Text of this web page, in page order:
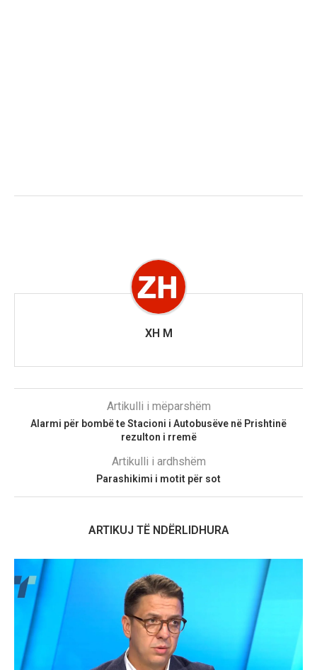
XH M
Artikulli i mëparshëm
Alarmi për bombë te Stacioni i Autobusëve në Prishtinë
rezulton i rremë
Artikulli i ardhshëm
Parashikimi i motit për sot
ARTIKUJ TË NDËRLIDHURA